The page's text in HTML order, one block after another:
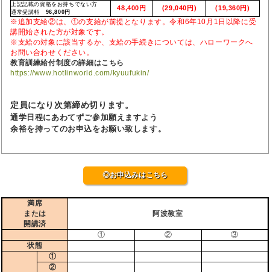
上記記載の資格をお持ちでない方
通常受講料 96,800円
48,400円 (29,040円) (19,360円)
※追加支給②は、①の支給が前提となります。令和6年10月1日以降に受
講開始された方が対象です。
※支給の対象に該当するか、支給の手続きについては、ハローワークへ
お問い合わせください。
教育訓練給付制度の詳細はこちら
https://www.hotlinworld.com/kyuufukin/
定員になり次第締め切ります。
通学日程にあわてずご参加願えますよう
余裕を持ってのお申込をお願い致します。
◎お申込みはこちら
満席
または
開講済
阿波教室
① ②
③
状態
①
②